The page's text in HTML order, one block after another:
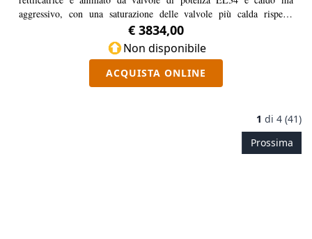
aggressivo, con una saturazione delle valvole più calda rispetto
€ 3834,00
Non disponibile
ACQUISTA ONLINE
1 di 4 (41)
Prossima